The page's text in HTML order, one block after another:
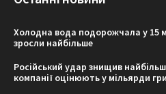
Холодна вода подорожчала у 15
зросли найбільше
Російський удар знищив
компанії оцінюють у мільярди